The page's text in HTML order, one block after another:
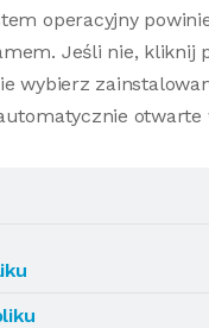
operacyjny
Jeśli nie, kliknij
wybierz